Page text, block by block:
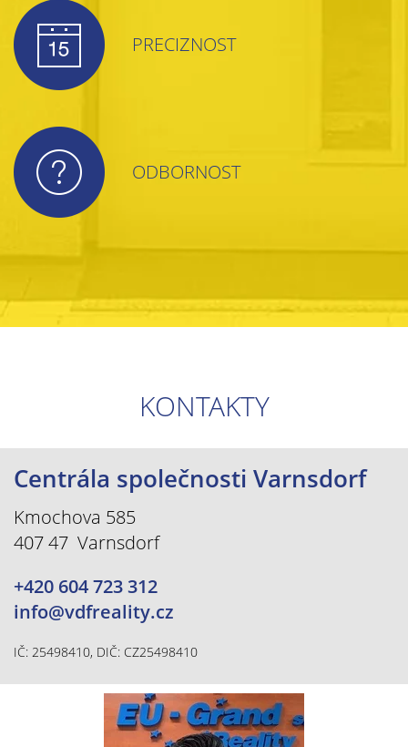
PRECIZNOST
ODBORNOST
KONTAKTY
Centrála společnosti Varnsdorf
Kmochova 585
407 47 Varnsdorf
+420 604 723 312
info@vdfreality.cz
IČ: 25498410, DIČ: CZ25498410